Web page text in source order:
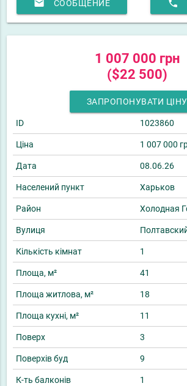
email СООБЩЕНИЕ phone
1 007 000 грн
($22 500)
ЗАПРОПОНУВАТИ ЦІНУ
ID 1023860
Ціна 1 007 000
Дата 08.06.26
Населений пункт Харьков
Район Холодная
Вулиця
Кількість кімнат 1
Площа, м² 41
Площа житлова, м² 18
Площа кухні, м² 11
Поверх 3
Поверхів буд 9
К-ть балконів 1